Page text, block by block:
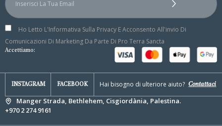
Ho Letto L'Informativa Sulla Privacy E Acconsento All'invio Di
Comunicazioni Di Marketing Da Parte Di Pro Terra Sancta
Accettiamo:
INSTAGRAM FACEBOOK Hai bisogno di ulteriore aiuto? Contattaci
Manger Strada, Bethlehem, Cisgiordània, Palestina.
+970 2 274 9161